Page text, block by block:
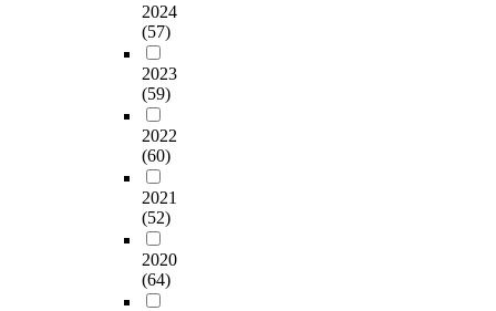
2024
(57)
2023
(59)
2022
(60)
2021
(52)
2020
(64)